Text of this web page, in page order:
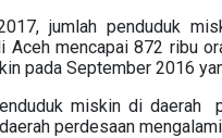
jumlah penduduk
Aceh mencapai 872 ribu
pada September 2016
miskin di daerah
perdesaan